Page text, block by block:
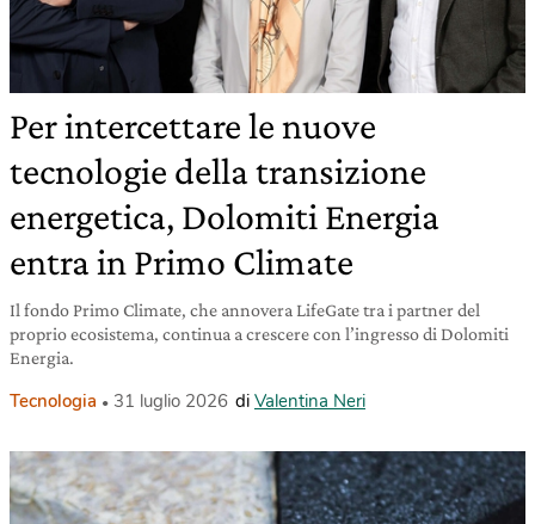
Per intercettare le nuove
tecnologie della transizione
energetica, Dolomiti Energia
entra in Primo Climate
Il fondo Primo Climate, che annovera LifeGate tra i partner del
proprio ecosistema, continua a crescere con l’ingresso di Dolomiti
Energia.
Tecnologia 31 luglio 2026 di Valentina Neri